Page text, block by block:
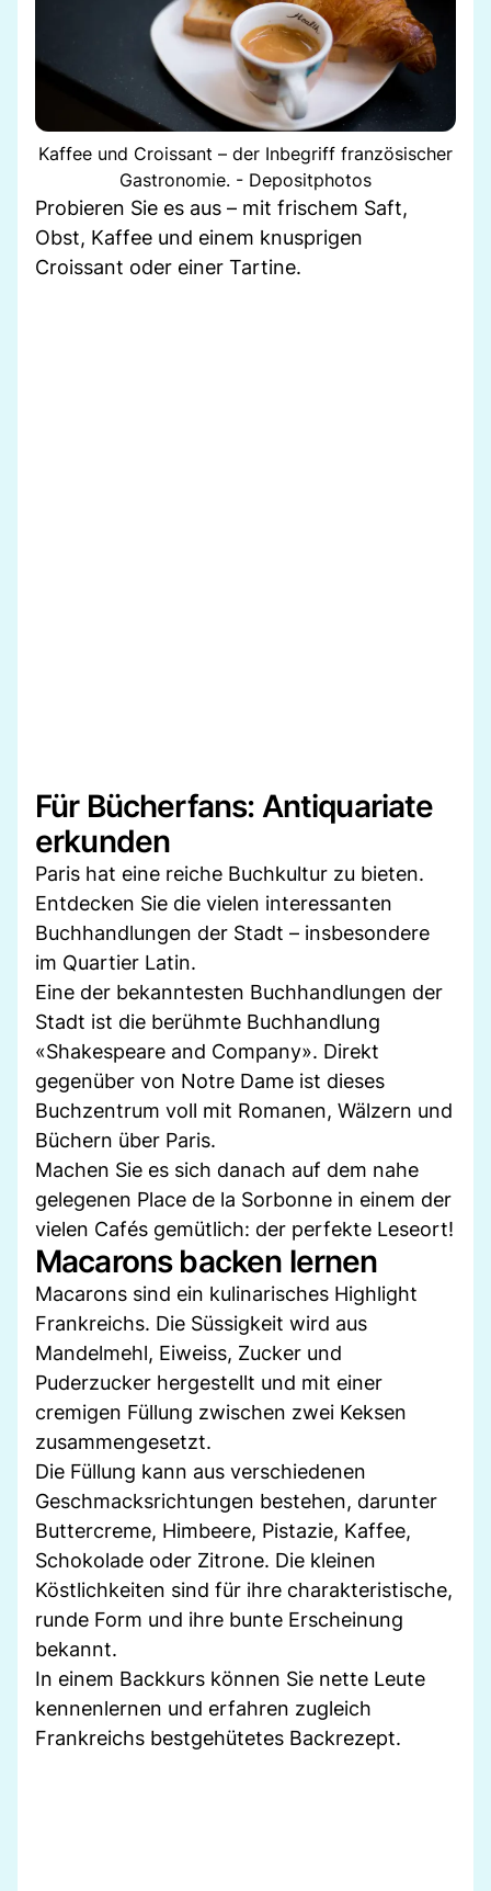
Kaffee und Croissant – der Inbegriff französischer
Gastronomie. - Depositphotos
Probieren Sie es aus – mit frischem Saft,
Obst, Kaffee und einem knusprigen
Croissant oder einer Tartine.
Für Bücherfans: Antiquariate
erkunden
Paris hat eine reiche Buchkultur zu bieten.
Entdecken Sie die vielen interessanten
Buchhandlungen der Stadt – insbesondere
im Quartier Latin.
Eine der bekanntesten Buchhandlungen der
Stadt ist die berühmte Buchhandlung
«Shakespeare and Company». Direkt
gegenüber von Notre Dame ist dieses
Buchzentrum voll mit Romanen, Wälzern und
Büchern über Paris.
Machen Sie es sich danach auf dem nahe
gelegenen Place de la Sorbonne in einem der
vielen Cafés gemütlich: der perfekte Leseort!
Macarons backen lernen
Macarons sind ein kulinarisches Highlight
Frankreichs. Die Süssigkeit wird aus
Mandelmehl, Eiweiss, Zucker und
Puderzucker hergestellt und mit einer
cremigen Füllung zwischen zwei Keksen
zusammengesetzt.
Die Füllung kann aus verschiedenen
Geschmacksrichtungen bestehen, darunter
Buttercreme, Himbeere, Pistazie, Kaffee,
Schokolade oder Zitrone. Die kleinen
Köstlichkeiten sind für ihre charakteristische,
runde Form und ihre bunte Erscheinung
bekannt.
In einem Backkurs können Sie nette Leute
kennenlernen und erfahren zugleich
Frankreichs bestgehütetes Backrezept.